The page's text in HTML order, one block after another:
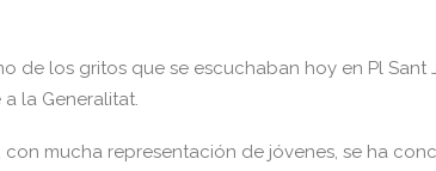
de los gritos que se escuchaban hoy en Pl Sant
la Generalitat.
con mucha representación de jóvenes, se ha